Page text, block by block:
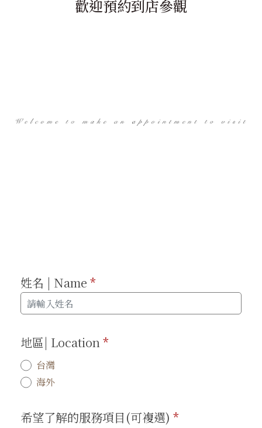
歡迎預約到店參觀
姓名 | Name *
地區| Location*
台灣
海外
希望了解的服務項目(可複選) *